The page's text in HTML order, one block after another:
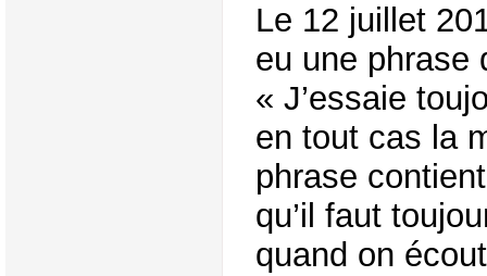
Le 12 juillet
eu une phrase
« J’essaie
en tout cas la
phrase
qu’il faut
quand on